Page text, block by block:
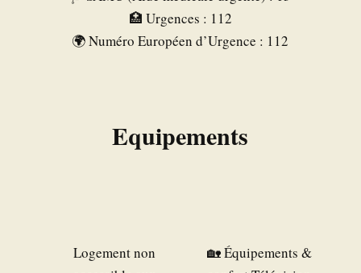
🏥 Urgences : 112
🌍 Numéro Européen d’Urgence : 112
Equipements
Logement non
🏡 Équipements &